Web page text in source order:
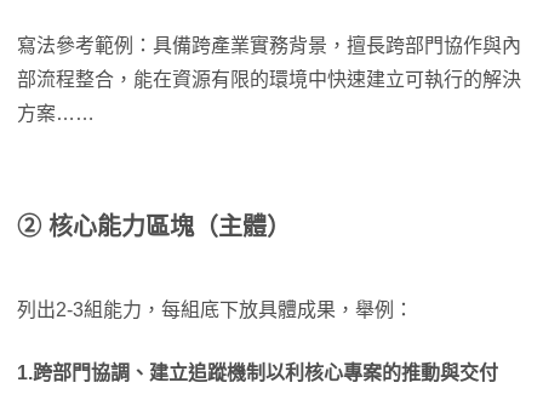
寫法參考範例：具備跨產業實務背景，擅長跨部門協作與內
部流程整合，能在資源有限的環境中快速建立可執行的解決
方案……
② 核心能力區塊（主體）
列出2-3組能力，每組底下放具體成果，舉例：
1.跨部門協調、建立追蹤機制以利核心專案的推動與交付